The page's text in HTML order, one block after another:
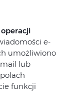
e-
umożliwiono
lub
funkcji